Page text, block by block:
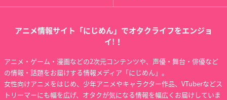
アニメ情報サイト「にじめん」でオタクライフをエンジョ
イ!！
アニメ・ゲーム・漫画などの2次元コンテンツや、声優・舞台・俳優など
の情報・話題をお届けする情報メディア「にじめん」。
女性向けアニメをはじめ、少年アニメやキャラクター作品、VTuberなどス
トリーマーにも幅を広げ、オタクが気になる情報を幅広くお届けしていま